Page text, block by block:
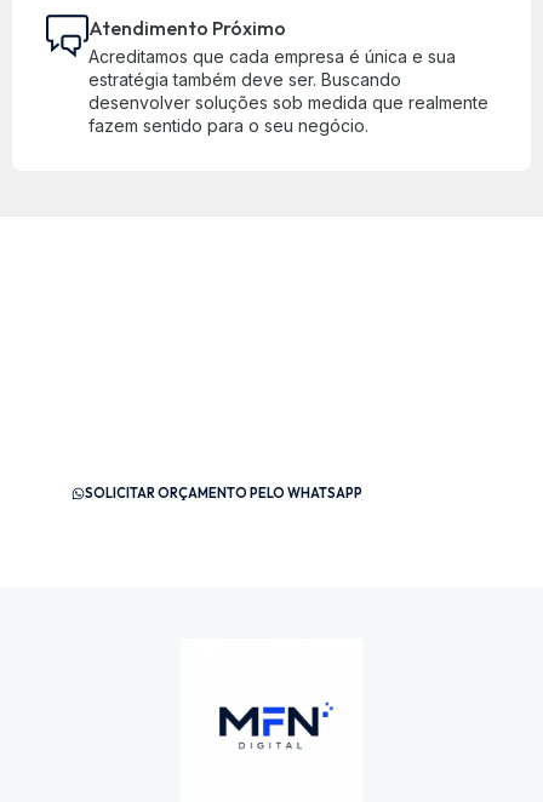
Atendimento Próximo
Acreditamos que cada empresa é única e sua
estratégia também deve ser. Buscando
desenvolver soluções sob medida que realmente
fazem sentido para o seu negócio.
SOLICITAR ORÇAMENTO PELO WHATSAPP